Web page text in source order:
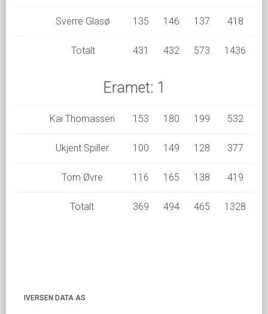
Sverre Glasø 135 146 137 418
Totalt 431 432 573 1436
Eramet: 1
Kai Thomassen 153 180 199 532
Ukjent Spiller 100 149 128 377
Tom Øvre 116 165 138 419
Totalt 369 494 465 1328
IVERSEN DATA AS